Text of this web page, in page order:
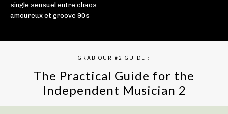
single sensuel entre chaos
amoureux et groove 90s
GRAB OUR #2 GUIDE :
The Practical Guide for the
Independent Musician 2